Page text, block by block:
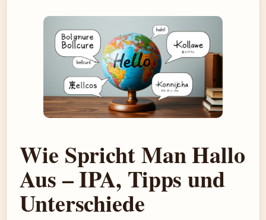
Wie Spricht Man Hallo
Aus – IPA, Tipps und
Unterschiede